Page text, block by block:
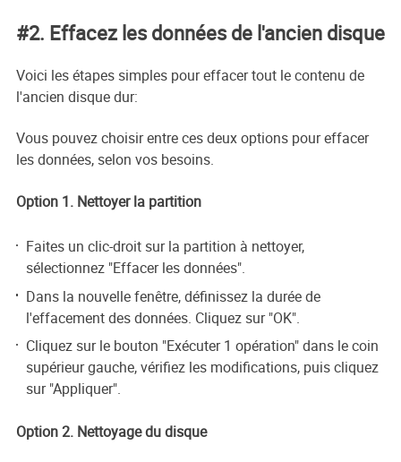
#2. Effacez les données de l'ancien disque
Voici les étapes simples pour effacer tout le contenu de
l'ancien disque dur:
Vous pouvez choisir entre ces deux options pour effacer
les données, selon vos besoins.
Option 1. Nettoyer la partition
Faites un clic-droit sur la partition à nettoyer,
sélectionnez "Effacer les données".
Dans la nouvelle fenêtre, définissez la durée de
l'effacement des données. Cliquez sur "OK".
Cliquez sur le bouton "Exécuter 1 opération" dans le coin
supérieur gauche, vérifiez les modifications, puis cliquez
sur "Appliquer".
Option 2. Nettoyage du disque